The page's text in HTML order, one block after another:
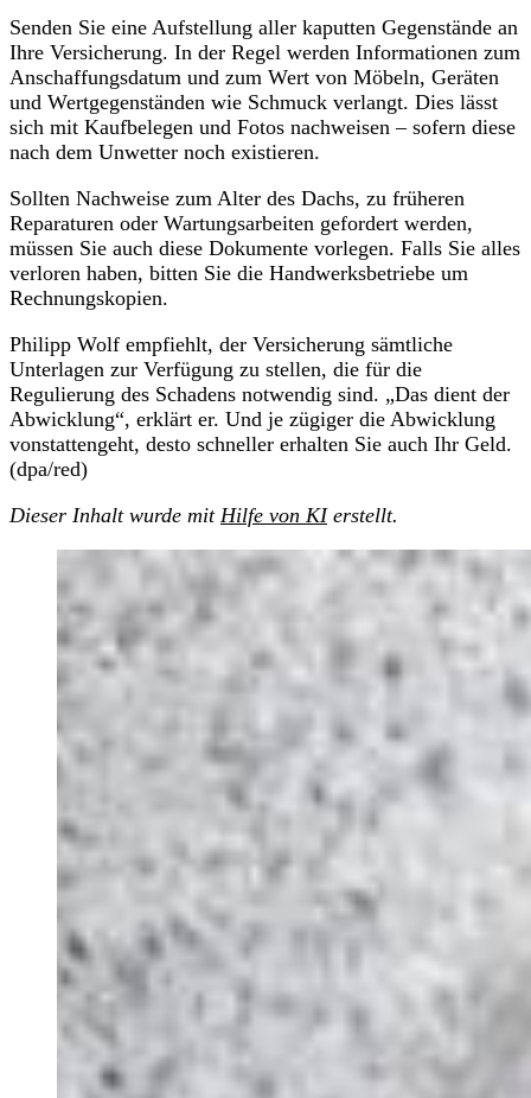
Senden Sie eine Aufstellung aller kaputten Gegenstände an
Ihre Versicherung. In der Regel werden Informationen zum
Anschaffungsdatum und zum Wert von Möbeln, Geräten
und Wertgegenständen wie Schmuck verlangt. Dies lässt
sich mit Kaufbelegen und Fotos nachweisen – sofern diese
nach dem Unwetter noch existieren.
Sollten Nachweise zum Alter des Dachs, zu früheren
Reparaturen oder Wartungsarbeiten gefordert werden,
müssen Sie auch diese Dokumente vorlegen. Falls Sie alles
verloren haben, bitten Sie die Handwerksbetriebe um
Rechnungskopien.
Philipp Wolf empfiehlt, der Versicherung sämtliche
Unterlagen zur Verfügung zu stellen, die für die
Regulierung des Schadens notwendig sind. „Das dient der
Abwicklung“, erklärt er. Und je zügiger die Abwicklung
vonstattengeht, desto schneller erhalten Sie auch Ihr Geld.
(dpa/red)
Dieser Inhalt wurde mit Hilfe von KIerstellt.